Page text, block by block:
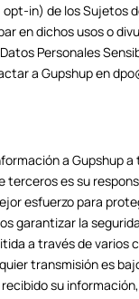
in) de los Sujetos
en dichos usos o
Personales
a Gupshup en
a Gupshup
terceros es su
esfuerzo para
garantizar la
a través de varios
transmisión es
recibido su